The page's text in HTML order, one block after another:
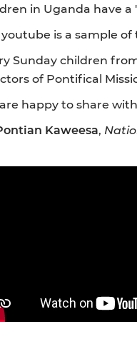
in Uganda have
youtube is a sample
Sunday children
of Pontifical
happy to share
Kaweesa,